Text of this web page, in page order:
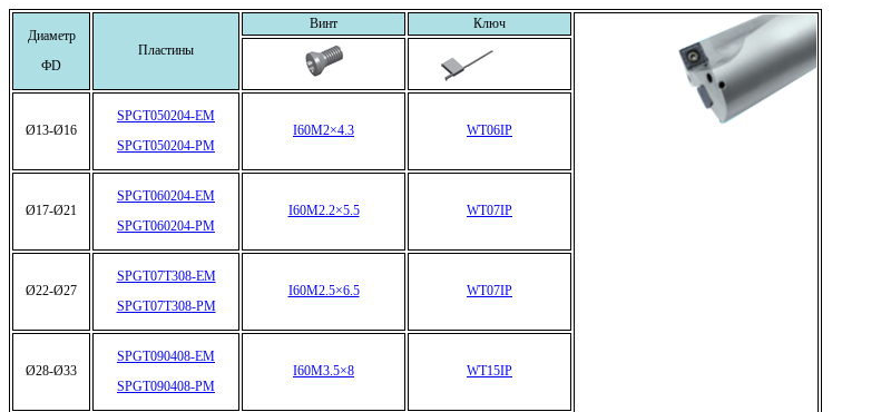
Диаметр
ФD
Пластины
Винт Ключ
Ø13-Ø16
SPGT050204-EM
SPGT050204-PM
I60M2×4.3 WT06IP
Ø17-Ø21
SPGT060204-EM
SPGT060204-PM
I60M2.2×5.5 WT07IP
Ø22-Ø27
SPGT07T308-EM
SPGT07T308-PM
I60M2.5×6.5 WT07IP
Ø28-Ø33
SPGT090408-EM
SPGT090408-PM
I60M3.5×8 WT15IP